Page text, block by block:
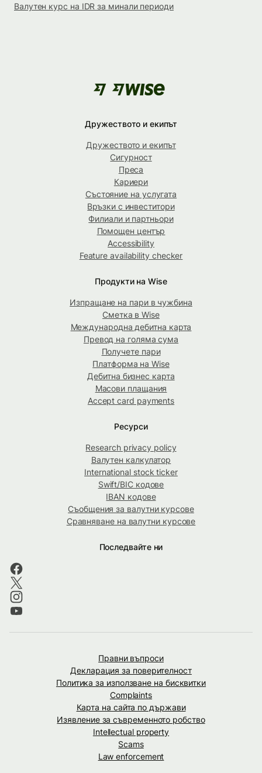
Валутен курс на IDR за минали периоди
Дружеството и екипът
Дружеството и екипът
Сигурност
Преса
Кариери
Състояние на услугата
Връзки с инвеститори
Филиали и партньори
Помощен център
Accessibility
Feature availability checker
Продукти на Wise
Изпращане на пари в чужбина
Сметка в Wise
Международна дебитна карта
Превод на голяма сума
Получете пари
Платформа на Wise
Дебитна бизнес карта
Масови плащания
Accept card payments
Ресурси
Research privacy policy
Валутен калкулатор
International stock ticker
Swift/BIC кодове
IBAN кодове
Съобщения за валутни курсове
Сравняване на валутни курсове
Последвайте ни
Правни въпроси
Декларация за поверителност
Политика за използване на бисквитки
Complaints
Карта на сайта по държави
Изявление за съвременното робство
Intellectual property
Scams
Law enforcement